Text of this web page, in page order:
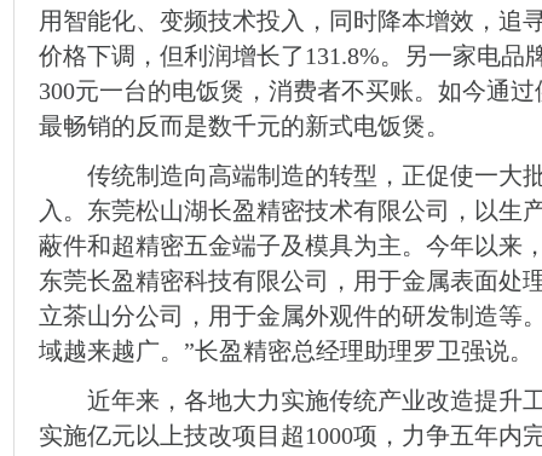
用智能化、变频技术投入，同时降本增效，追
价格下调，但利润增长了131.8%。另一家电品
300元一台的电饭煲，消费者不买账。如今通
最畅销的反而是数千元的新式电饭煲。
传统制造向高端制造的转型，正促使一大
入。东莞松山湖长盈精密技术有限公司，以生
蔽件和超精密五金端子及模具为主。今年以来
东莞长盈精密科技有限公司，用于金属表面处
立茶山分公司，用于金属外观件的研发制造等
域越来越广。”长盈精密总经理助理罗卫强说。
近年来，各地大力实施传统产业改造提升
实施亿元以上技改项目超1000项，力争五年内